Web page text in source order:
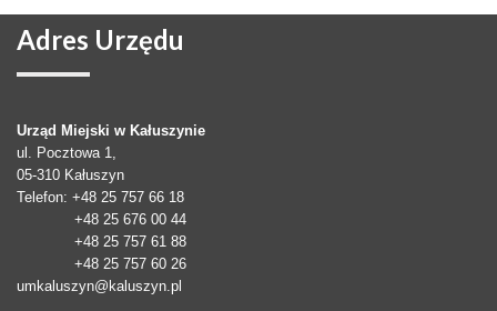
Adres Urzędu
Urząd Miejski w Kałuszynie
ul. Pocztowa 1,
05-310 Kałuszyn
Telefon: +48 25 757 66 18
+48 25 676 00 44
+48 25 757 61 88
+48 25 757 60 26
umkaluszyn@kaluszyn.pl